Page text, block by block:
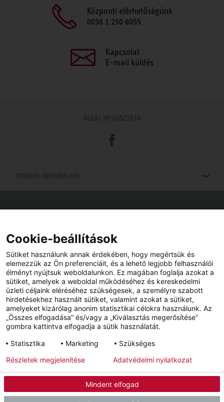
Központi elérhetőségünk
0036 1 250 6055
Kapcsolat
E-mail küldés
OLDAL MEGOSZTÁSA
Facebook
TOVÁBBI INFORMÁCIÓK
Viszonteladót keres az Ön közelében? Nem probléma.
Impresszum Adatvédelem Hírlevél
YouTube Facebook
© 2026 - STIEBEL ELTRON KFT.
Cookie-beállítások
Sütiket használunk annak érdekében, hogy megértsük és
elemezzük az Ön preferenciáit, és a lehető legjobb felhasználói
élményt nyújtsuk weboldalunkon. Ez magában foglalja azokat a
sütiket, amelyek a weboldal működéséhez és kereskedelmi
üzleti céljaink eléréséhez szükségesek, a személyre szabott
hirdetésekhez használt sütiket, valamint azokat a sütiket,
amelyeket kizárólag anonim statisztikai célokra használunk. Az
„Összes elfogadása” és/vagy a „Kiválasztás megerősítése”
gombra kattintva elfogadja a sütik használatát.
Statisztika
Marketing Szükséges
Mindent elfogad
Részletek megjelenítése Adatvédelmi nyilatkozat